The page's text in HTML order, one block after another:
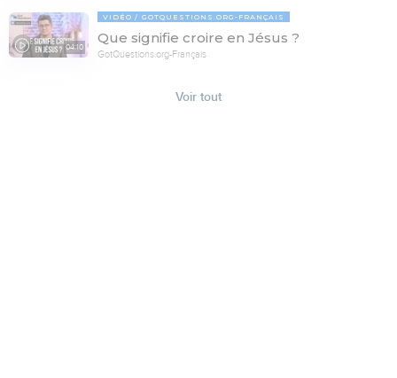
04:10
VIDÉO GOTQUESTIONS.ORG-FRANÇAIS
Que signifie croire en Jésus ?
GotQuestions.org-Français
Voir tout